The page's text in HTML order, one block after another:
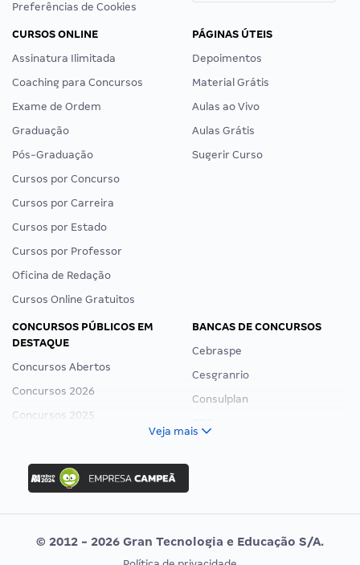
Preferências de Cookies
CURSOS ONLINE
Assinatura Ilimitada
Coaching para Concursos
Exame de Ordem
Graduação
Pós-Graduação
Cursos por Concurso
Cursos por Carreira
Cursos por Estado
Cursos por Professor
Oficina de Redação
Cursos Online Gratuitos
PÁGINAS ÚTEIS
Depoimentos
Material Grátis
Aulas ao Vivo
Aulas Grátis
Sugerir Curso
CONCURSOS PÚBLICOS EM
DESTAQUE
Concursos Abertos
Concursos 2026
Concursos 2025
Concurso Ibama
Concurso MPU
Editais publicados
BANCAS DE CONCURSOS
Cebraspe
Cesgranrio
Consulplan
Vunesp
Veja mais
© 2012 - 2026 Gran Tecnologia e Educação S/A.